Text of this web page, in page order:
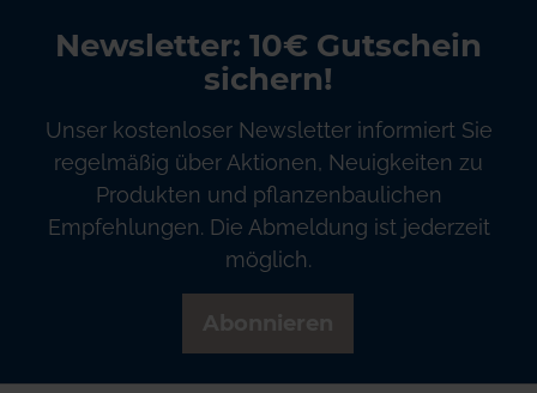
Newsletter: 10€ Gutschein
sichern!
Unser kostenloser Newsletter informiert Sie
regelmäßig über Aktionen, Neuigkeiten zu
Produkten und pflanzenbaulichen
Empfehlungen. Die Abmeldung ist jederzeit
möglich.